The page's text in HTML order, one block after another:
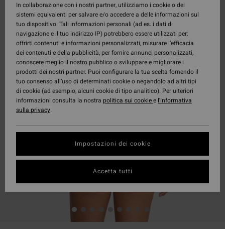
In collaborazione con i nostri partner, utilizziamo i cookie o dei
sistemi equivalenti per salvare e/o accedere a delle informazioni sul
tuo dispositivo. Tali informazioni personali (ad es. i dati di
navigazione e il tuo indirizzo IP) potrebbero essere utilizzati per:
offrirti contenuti e informazioni personalizzati, misurare l’efficacia
dei contenuti e della pubblicità, per fornire annunci personalizzati,
conoscere meglio il nostro pubblico o sviluppare e migliorare i
prodotti dei nostri partner. Puoi configurare la tua scelta fornendo il
tuo consenso all’uso di determinati cookie o negandolo ad altri tipi
di cookie (ad esempio, alcuni cookie di tipo analitico). Per ulteriori
informazioni consulta la nostra politica sui cookiee l'informativa
sulla privacy.
Impostazioni dei cookie
Accetta tutti